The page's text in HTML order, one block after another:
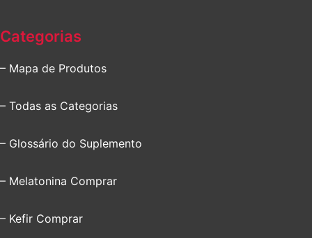
Categorias
– Mapa de Produtos
– Todas as Categorias
– Glossário do Suplemento
– Melatonina Comprar
– Kefir Comprar